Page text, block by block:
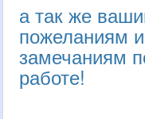
а так же
пожеланиям и
замечаниям
работе!